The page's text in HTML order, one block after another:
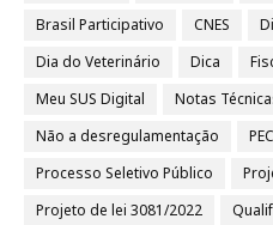
Brasil Participativo
CNES
Dia do Veterinário
Dica
Meu SUS Digital
Notas
Não a desregulamentação
PEC
Processo Seletivo Público
Projeto de lei 3081/2022